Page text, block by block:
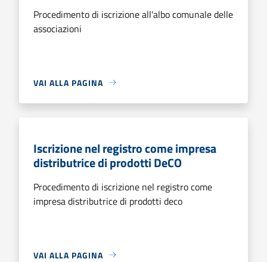
Procedimento di iscrizione all'albo comunale delle
associazioni
VAI ALLA PAGINA
Iscrizione nel registro come impresa
distributrice di prodotti DeCO
Procedimento di iscrizione nel registro come
impresa distributrice di prodotti deco
VAI ALLA PAGINA